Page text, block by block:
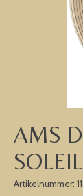
AMS
Artikelnummer: